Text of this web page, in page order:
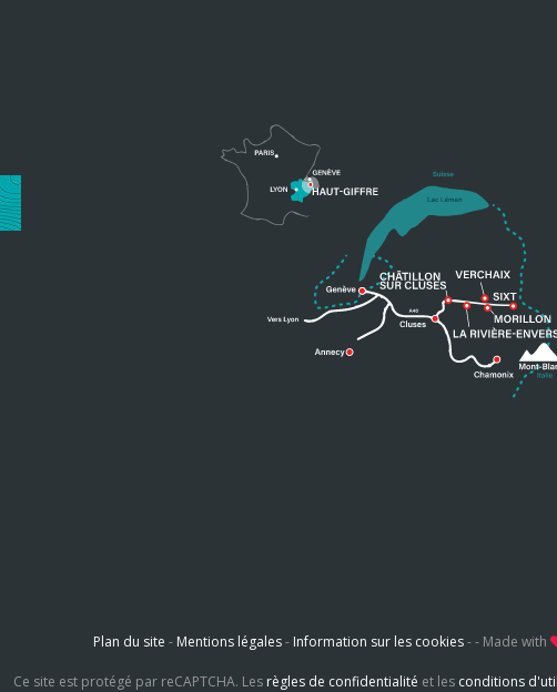
Plan du site - Mentions légales- Information sur les cookies-- Made with
Ce site est protégé par reCAPTCHA. Les règles de confidentialité et les conditions